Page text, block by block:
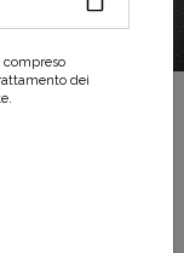
compreso
dei